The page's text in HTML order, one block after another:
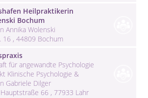
Heilpraktikerin
Bochum
Annika Wolenski
16 , 44809 Bochum
für angewandte Psychologie
Klinische Psychologie &
Gabriele Dilger
66 , 77933 Lahr